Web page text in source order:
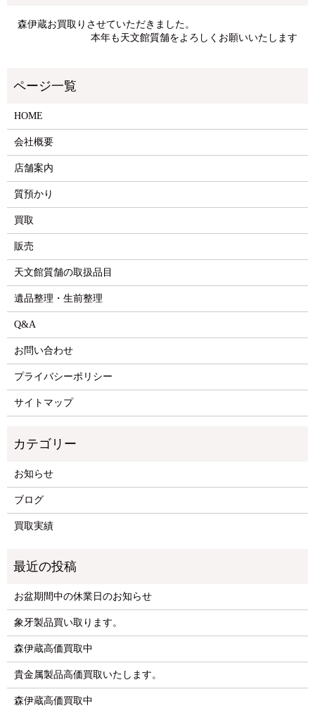
森伊蔵お買取りさせていただきました。
本年も天文館質舗をよろしくお願いいたします
HOME
会社概要
店舗案内
質預かり
買取
販売
天文館質舗の取扱品目
遺品整理・生前整理
Q&A
お問い合わせ
プライバシーポリシー
サイトマップ
お知らせ
ブログ
買取実績
お盆期間中の休業日のお知らせ
象牙製品買い取ります。
森伊蔵高価買取中
貴金属製品高価買取いたします。
森伊蔵高価買取中